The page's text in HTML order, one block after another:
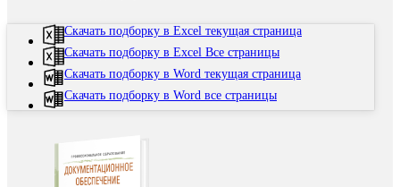
Скачать подборку в Excel текущая страница
Скачать подборку в Excel Все страницы
Скачать подборку в Word текущая страница
Скачать подборку в Word все страницы